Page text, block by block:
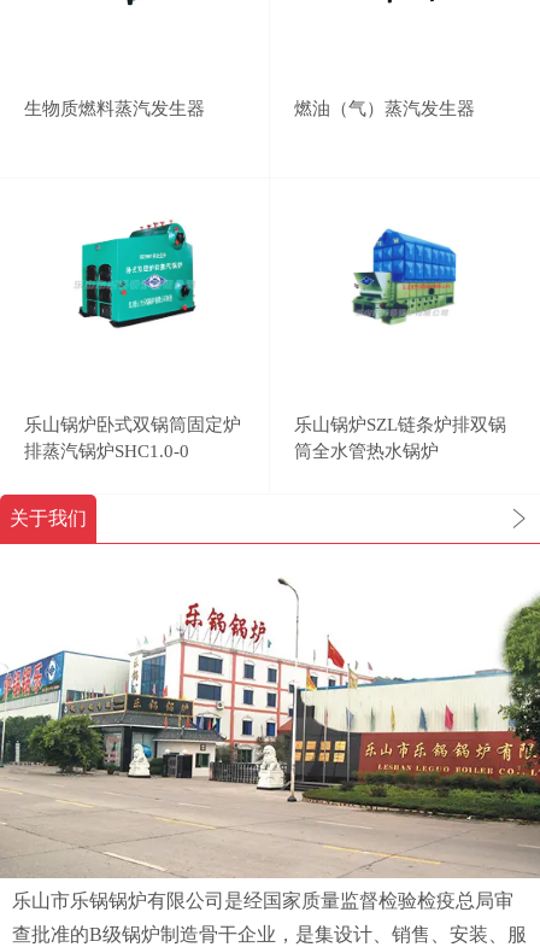
生物质燃料蒸汽发生器 燃油（气）蒸汽发生器
乐山锅炉卧式双锅筒固定炉
排蒸汽锅炉SHC1.0-0
乐山锅炉SZL链条炉排双锅
筒全水管热水锅炉
关于我们
乐山市乐锅锅炉有限公司是经国家质量监督检验检疫总局审
查批准的B级锅炉制造骨干企业，是集设计、销售、安装、服